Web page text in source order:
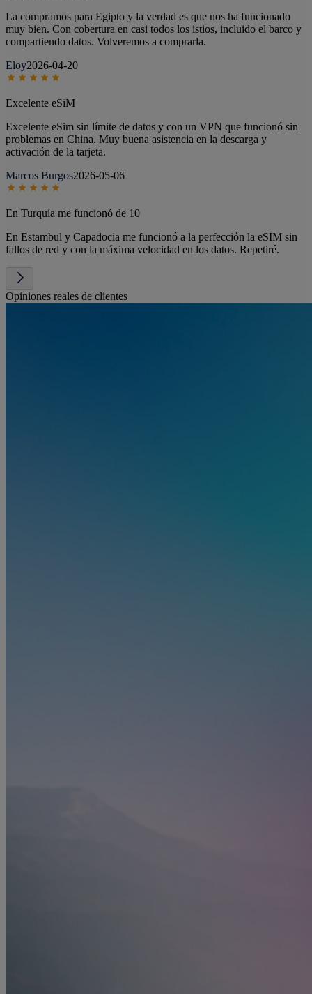
La compramos para Egipto y la verdad es que nos ha funcionado
muy bien. Con cobertura en casi todos los istios, incluido el barco y
compartiendo datos. Volveremos a comprarla.
Eloy2026-04-20
Excelente eSiM
Excelente eSim sin límite de datos y con un VPN que funcionó sin
problemas en China. Muy buena asistencia en la descarga y
activación de la tarjeta.
Marcos Burgos2026-05-06
En Turquía me funcionó de 10
En Estambul y Capadocia me funcionó a la perfección la eSIM sin
fallos de red y con la máxima velocidad en los datos. Repetiré.
Opiniones reales de clientes